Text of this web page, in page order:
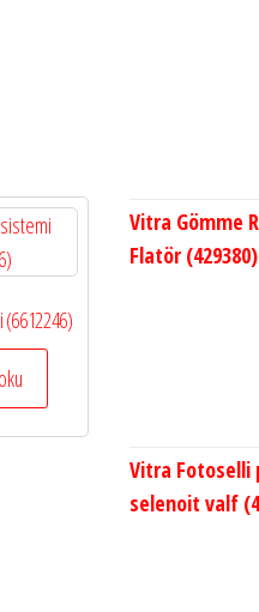
(6612246)
Vitra Gömme
Flatör (429380)
Vitra Fotoselli
selenoit valf